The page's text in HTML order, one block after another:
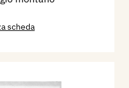
scheda